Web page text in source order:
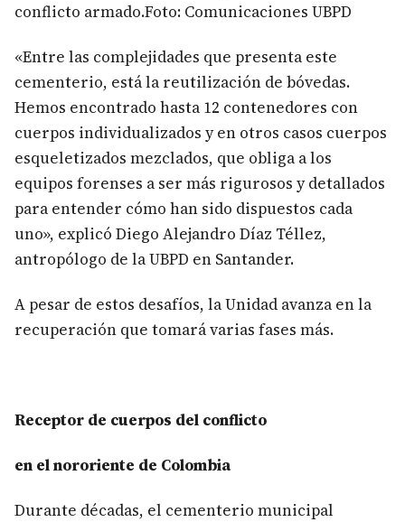
conflicto armado.Foto: Comunicaciones UBPD
«Entre las complejidades que presenta este
cementerio, está la reutilización de bóvedas.
Hemos encontrado hasta 12 contenedores con
cuerpos individualizados y en otros casos cuerpos
esqueletizados mezclados, que obliga a los
equipos forenses a ser más rigurosos y detallados
para entender cómo han sido dispuestos cada
uno», explicó Diego Alejandro Díaz Téllez,
antropólogo de la UBPD en Santander.
A pesar de estos desafíos, la Unidad avanza en la
recuperación que tomará varias fases más.
Receptor de cuerpos del conflicto
en el nororiente de Colombia
Durante décadas, el cementerio municipal